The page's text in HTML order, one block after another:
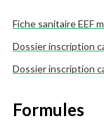
Fiche sanitaire EEF
Dossier inscription
Dossier inscription
Formules